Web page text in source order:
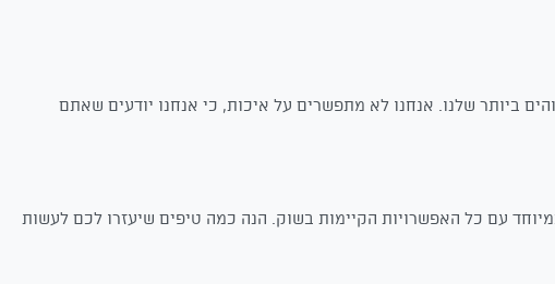
ביותר שלנו. אנחנו לא מתפשרים על איכות, כי אנחנו יודעים שאתם
עם כל האפשרויות הקיימות בשוק. הנה כמה טיפים שיעזרו לכם לעשות